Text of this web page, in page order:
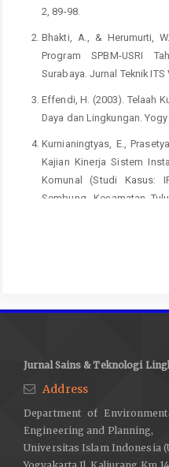
2, 89-98.
Bhakti, A., & Herumurti,
Program SPBM-USRI
Surabaya. Jurnal Teknik
Effendi, H. (2003). Telaah
Daya dan Lingkungan.
Kurnianingtyas, E.,
Kajian Kinerja Sistem
Komunal (Studi Kasus:
Sembung, Kecamatan
Jawa Timur). Media
No. 1, 143-148.
Menggunakan
Limbah DOmestik
Simokerto, Kota Surabaya.
Jurnal Sains & Teknologi
Address
Department of
Engineering and Planning,
Universitas Islam Indonesia